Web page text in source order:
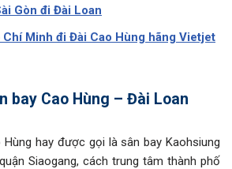
Gòn đi Đài Loan
Chí Minh đi Đài Cao Hùng hãng Vietjet
bay Cao Hùng – Đài Loan
hay được gọi là sân bay Kaohsiung
Siaogang, cách trung tâm thành phố